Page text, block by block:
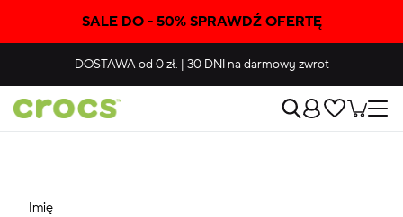
SALE DO - 50% SPRAWDŹ OFERTĘ
DOSTAWAod 0 zł. | 30 DNIna darmowy zwrot
Imię